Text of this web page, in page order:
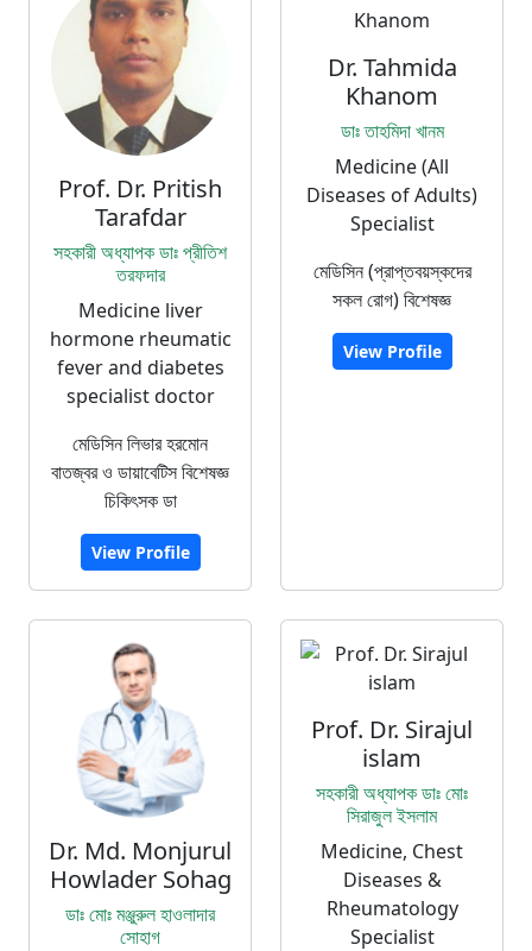
Prof. Dr. Pritish
Tarafdar
সহকারী অধ্যাপক ডাঃ প্রীতিশ
তরফদার
Medicine liver
hormone rheumatic
fever and diabetes
specialist doctor
মেডিসিন লিভার হরমোন
বাতজ্বর ও ডায়াবেটিস বিশেষজ্ঞ
চিকিৎসক ডা
View Profile
Dr. Tahmida
Khanom
ডাঃ তাহমিদা খানম
Medicine (All
Diseases of Adults)
Specialist
মেডিসিন (প্রাপ্তবয়স্কদের
সকল রোগ) বিশেষজ্ঞ
View Profile
Dr. Md. Monjurul
Howlader Sohag
ডাঃ মোঃ মঞ্জুরুল হাওলাদার
সোহাগ
Prof. Dr. Sirajul
islam
সহকারী অধ্যাপক ডাঃ মোঃ
সিরাজুল ইসলাম
Medicine, Chest
Diseases &
Rheumatology
Specialist